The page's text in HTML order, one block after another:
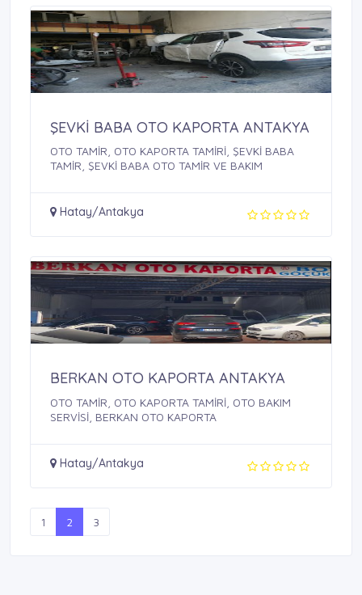
ŞEVKİ BABA OTO KAPORTA ANTAKYA
OTO TAMİR, OTO KAPORTA TAMİRİ, ŞEVKİ BABA
TAMİR, ŞEVKİ BABA OTO TAMİR VE BAKIM
Hatay/Antakya
BERKAN OTO KAPORTA ANTAKYA
OTO TAMİR, OTO KAPORTA TAMİRİ, OTO BAKIM
SERVİSİ, BERKAN OTO KAPORTA
Hatay/Antakya
1 2 3